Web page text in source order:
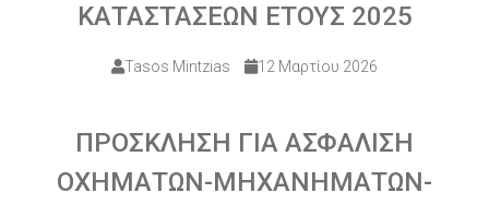
ΚΑΤΑΣΤΑΣΕΩΝ ΕΤΟΥΣ 2025
Tasos Mintzias 12 Μαρτίου 2026
ΠΡΟΣΚΛΗΣΗ ΓΙΑ ΑΣΦΑΛΙΣΗ
ΟΧΗΜΑΤΩΝ-ΜΗΧΑΝΗΜΑΤΩΝ-